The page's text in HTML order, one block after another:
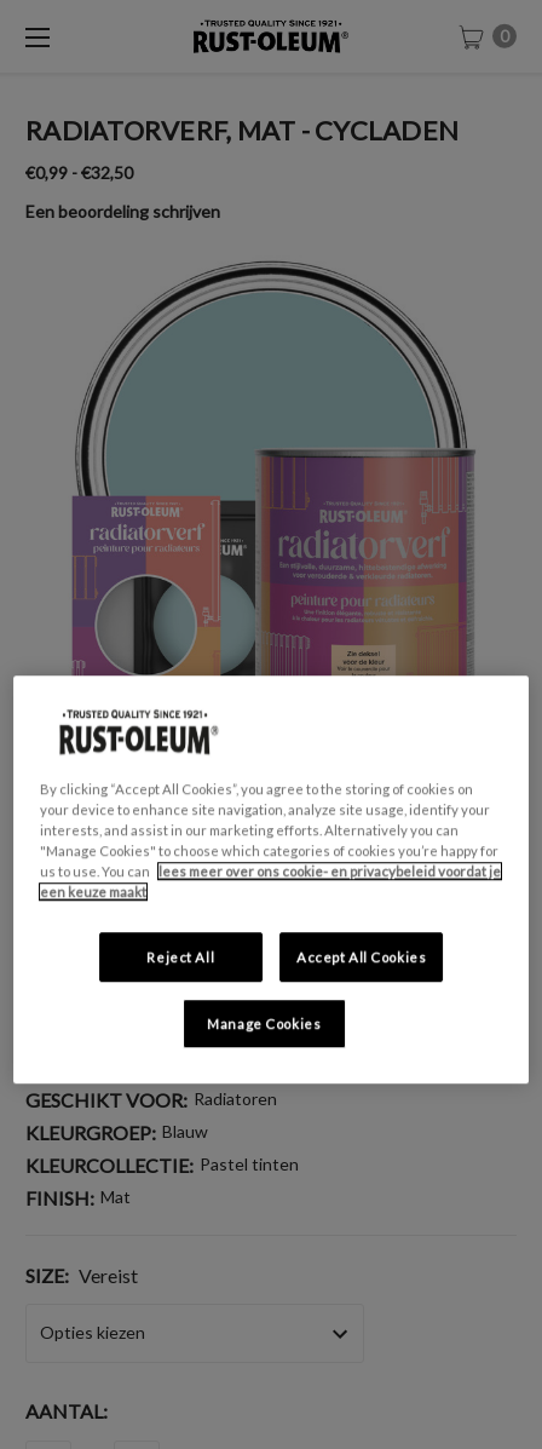
0
RADIATORVERF, MAT - CYCLADEN
€0,99 - €32,50
Een beoordeling schrijven
Productveiligheid
Waarschuwing
H412 - Schadelijk voor in het water levende
GESCHIKT VOOR: Radiatoren
KLEURGROEP: Blauw
KLEURCOLLECTIE: Pastel tinten
FINISH: Mat
SIZE: Vereist
HUIDIGE
AANTAL:
By clicking “Accept All Cookies”, you agree to the storing of cookies on
your device to enhance site navigation, analyze site usage, identify your
interests, and assist in our marketing efforts. Alternatively you can
"Manage Cookies" to choose which categories of cookies you’re happy for
us to use. You can
lees meer over ons cookie- en privacybeleid voordat je
een keuze maakt
Reject All Accept All Cookies
Manage Cookies